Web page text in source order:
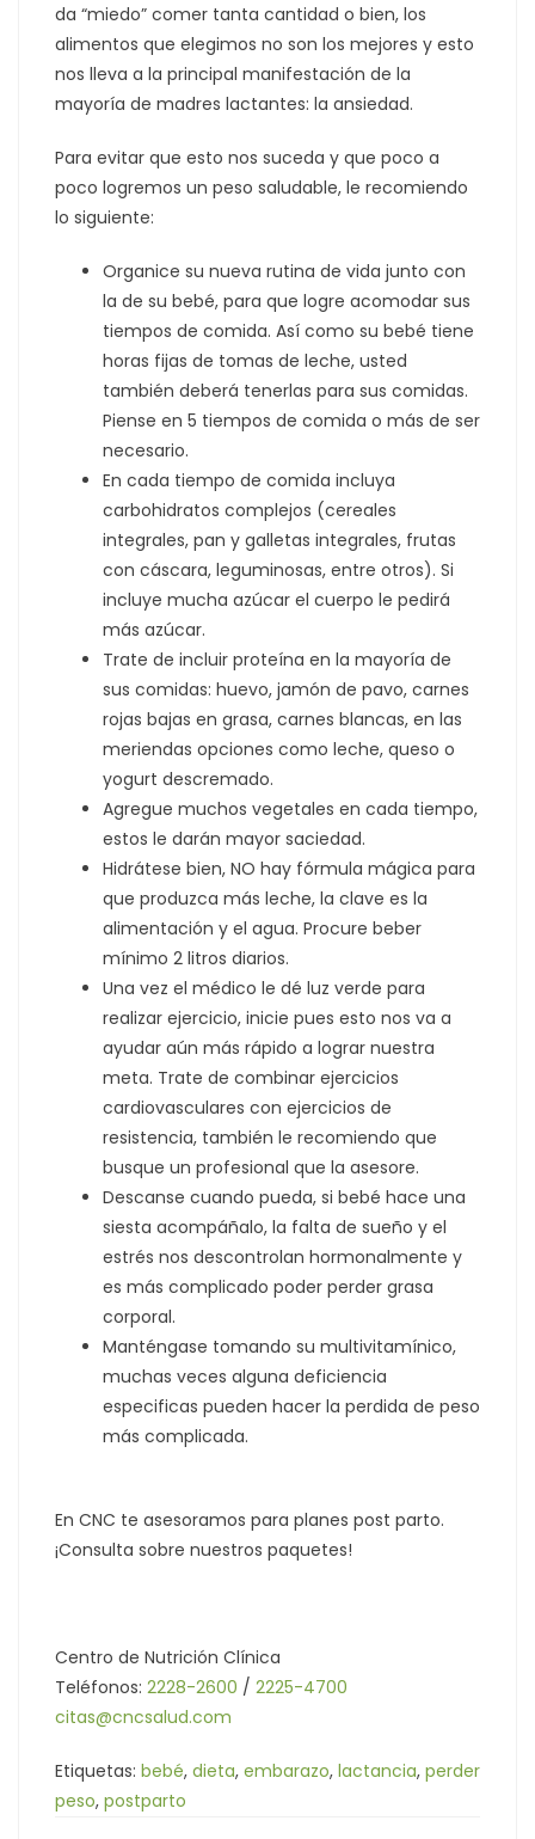
da “miedo” comer tanta cantidad o bien, los
alimentos que elegimos no son los mejores y esto
nos lleva a la principal manifestación de la
mayoría de madres lactantes: la ansiedad.
Para evitar que esto nos suceda y que poco a
poco logremos un peso saludable, le recomiendo
lo siguiente:
Organice su nueva rutina de vida junto con
la de su bebé, para que logre acomodar sus
tiempos de comida. Así como su bebé tiene
horas fijas de tomas de leche, usted
también deberá tenerlas para sus comidas.
Piense en 5 tiempos de comida o más de ser
necesario.
En cada tiempo de comida incluya
carbohidratos complejos (cereales
integrales, pan y galletas integrales, frutas
con cáscara, leguminosas, entre otros). Si
incluye mucha azúcar el cuerpo le pedirá
más azúcar.
Trate de incluir proteína en la mayoría de
sus comidas: huevo, jamón de pavo, carnes
rojas bajas en grasa, carnes blancas, en las
meriendas opciones como leche, queso o
yogurt descremado.
Agregue muchos vegetales en cada tiempo,
estos le darán mayor saciedad.
Hidrátese bien, NO hay fórmula mágica para
que produzca más leche, la clave es la
alimentación y el agua. Procure beber
mínimo 2 litros diarios.
Una vez el médico le dé luz verde para
realizar ejercicio, inicie pues esto nos va a
ayudar aún más rápido a lograr nuestra
meta. Trate de combinar ejercicios
cardiovasculares con ejercicios de
resistencia, también le recomiendo que
busque un profesional que la asesore.
Descanse cuando pueda, si bebé hace una
siesta acompáñalo, la falta de sueño y el
estrés nos descontrolan hormonalmente y
es más complicado poder perder grasa
corporal.
Manténgase tomando su multivitamínico,
muchas veces alguna deficiencia
especificas pueden hacer la perdida de peso
más complicada.
En CNC te asesoramos para planes post parto.
¡Consulta sobre nuestros paquetes!
Centro de Nutrición Clínica
Teléfonos: 2228-2600 / 2225-4700
citas@cncsalud.com
Etiquetas: bebé, dieta, embarazo, lactancia, perder
peso, postparto